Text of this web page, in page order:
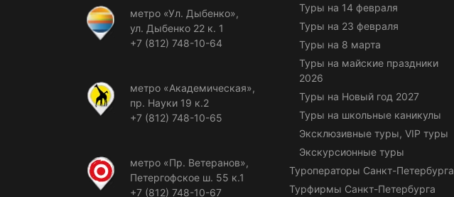
метро «Ул. Дыбенко»,
ул. Дыбенко 22 к. 1
+7 (812) 748-10-64
метро «Академическая»,
пр. Науки 19 к.2
+7 (812) 748-10-65
метро «Пр. Ветеранов»,
Петергофское ш. 55 к.1
+7 (812) 748-10-67
Туры на 14 февраля
Туры на 23 февраля
Туры на 8 марта
Туры на майские праздники
2026
Туры на Новый год 2027
Туры на школьные каникулы
Эксклюзивные туры, VIP туры
Экскурсионные туры
Туроператоры Санкт-Петербурга
Турфирмы Санкт-Петербурга